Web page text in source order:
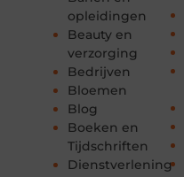
opleidingen
Beauty en
verzorging
Bedrijven
Bloemen
Blog
Boeken en
Tijdschriften
Dienstverlening